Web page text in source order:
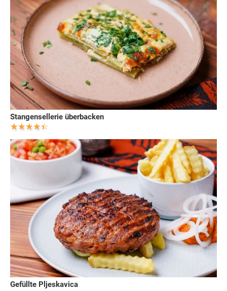
Stangensellerie überbacken
Gefüllte Pljeskavica